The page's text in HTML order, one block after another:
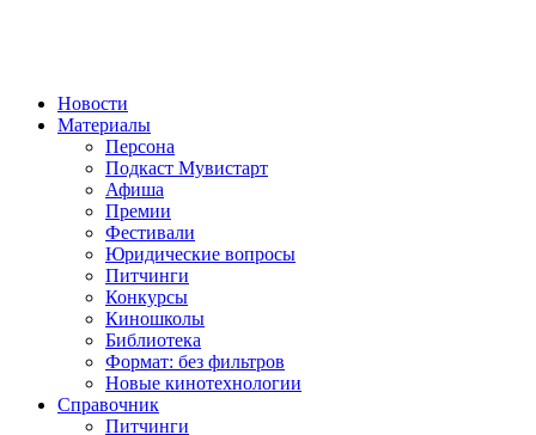
Новости
Материалы
Персона
Подкаст Мувистарт
Афиша
Премии
Фестивали
Юридические вопросы
Питчинги
Конкурсы
Киношколы
Библиотека
Формат: без фильтров
Новые кинотехнологии
Справочник
Питчинги